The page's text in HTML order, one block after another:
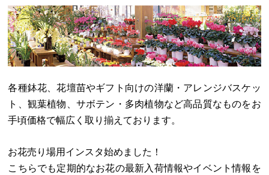
各種鉢花、花壇苗やギフト向けの洋蘭・アレンジバスケッ
ト、観葉植物、サボテン・多肉植物など高品質なものをお
手頃価格で幅広く取り揃えております。
お花売り場用インスタ始めました！
こちらでも定期的なお花の最新入荷情報やイベント情報を